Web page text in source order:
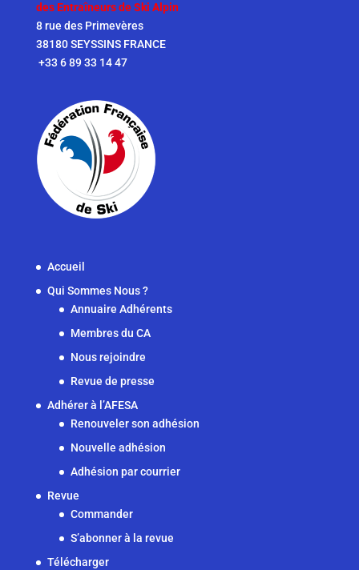
des Entraîneurs de Ski Alpin
8 rue des Primevères
38180 SEYSSINS FRANCE
+33 6 89 33 14 47
Accueil
Qui Sommes Nous ?
Annuaire Adhérents
Membres du CA
Nous rejoindre
Revue de presse
Adhérer à l’AFESA
Renouveler son adhésion
Nouvelle adhésion
Adhésion par courrier
Revue
Commander
S’abonner à la revue
Télécharger